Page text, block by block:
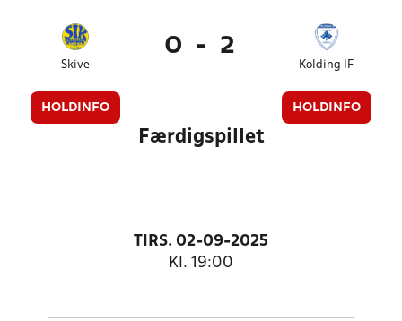
Skive
HOLDINFO
0 - 2
Kolding IF
HOLDINFO
Færdigspillet
TIRS. 02-09-2025
Kl. 19:00